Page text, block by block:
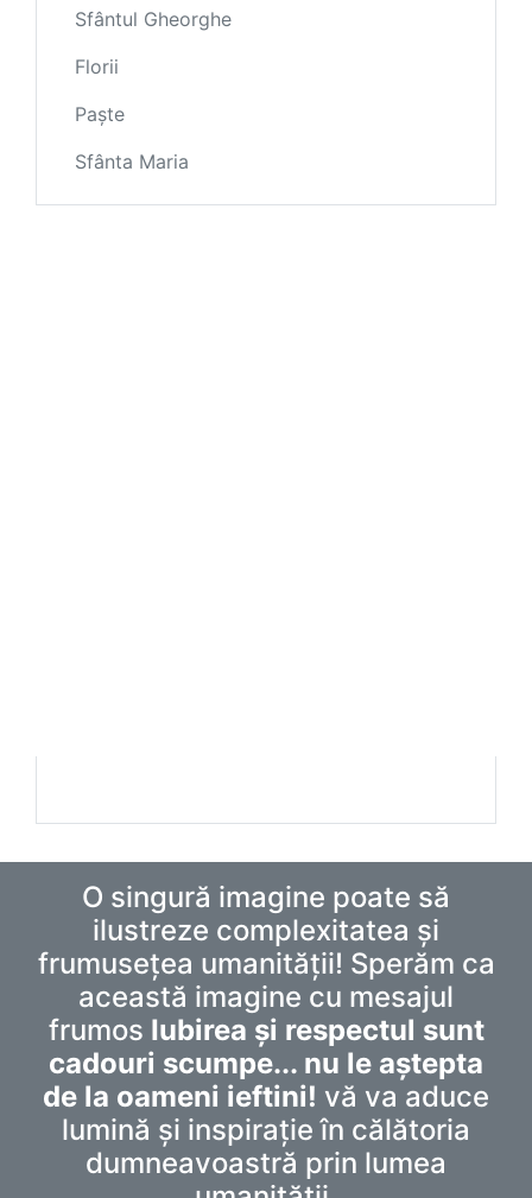
Sfântul Gheorghe
Florii
Paște
Sfânta Maria
O singură imagine poate să
ilustreze complexitatea și
frumusețea umanității! Sperăm ca
această imagine cu mesajul
frumos Iubirea și respectul sunt
cadouri scumpe... nu le aștepta
de la oameni ieftini! vă va aduce
lumină și inspirație în călătoria
dumneavoastră prin lumea